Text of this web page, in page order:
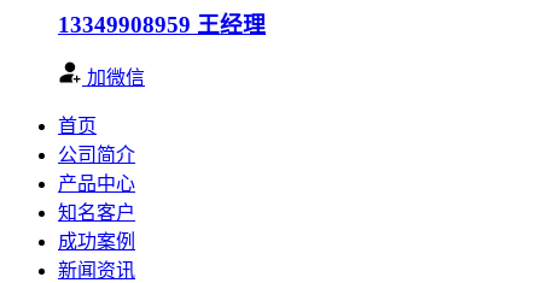
13349908959 王经理
加微信
首页
公司简介
产品中心
知名客户
成功案例
新闻资讯